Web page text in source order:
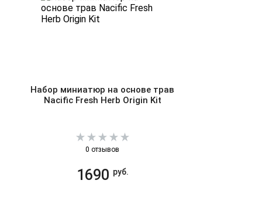
Набор миниатюр на основе трав
Nacific Fresh Herb Origin Kit
0 отзывов
1690 руб.